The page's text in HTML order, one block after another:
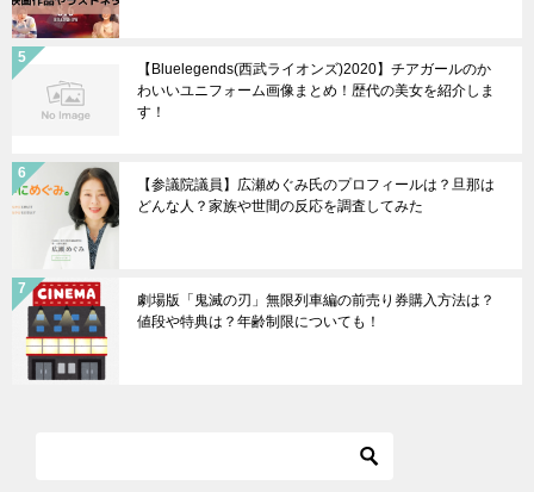
【Bluelegends(西武ライオンズ)2020】チアガールのか
わいいユニフォーム画像まとめ！歴代の美女を紹介しま
す！
【参議院議員】広瀬めぐみ氏のプロフィールは？旦那は
どんな人？家族や世間の反応を調査してみた
劇場版「鬼滅の刃」無限列車編の前売り券購入方法は？
値段や特典は？年齢制限についても！